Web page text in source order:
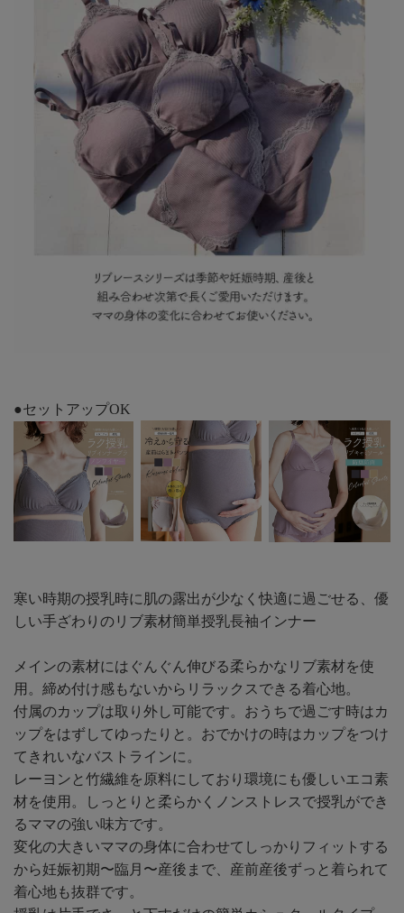
●セットアップOK
寒い時期の授乳時に肌の露出が少なく快適に過ごせる、優
しい手ざわりのリブ素材簡単授乳長袖インナー
メインの素材にはぐんぐん伸びる柔らかなリブ素材を使
用。締め付け感もないからリラックスできる着心地。
付属のカップは取り外し可能です。おうちで過ごす時はカ
ップをはずしてゆったりと。おでかけの時はカップをつけ
てきれいなバストラインに。
レーヨンと竹繊維を原料にしており環境にも優しいエコ素
材を使用。しっとりと柔らかくノンストレスで授乳ができ
るママの強い味方です。
変化の大きいママの身体に合わせてしっかりフィットする
から妊娠初期〜臨月〜産後まで、産前産後ずっと着られて
着心地も抜群です。